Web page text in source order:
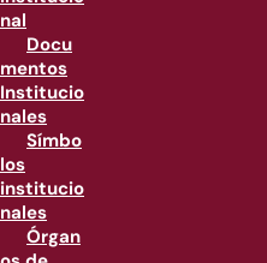
nal
Docu
mentos
Institucio
nales
Símbo
los
institucio
nales
Órgan